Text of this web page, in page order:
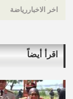
اخر الاخباررياضة
اقرأ أيضاً